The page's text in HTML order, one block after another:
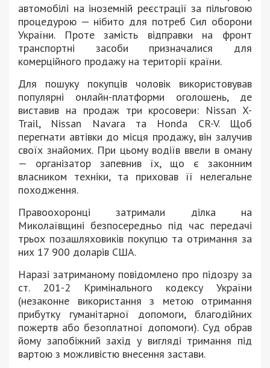
автомобілі на іноземній реєстрації за пільговою
процедурою — нібито для потреб Сил оборони
України. Проте замість відправки на фронт
транспортні засоби призначалися для
комерційного продажу на території країни.
Для пошуку покупців чоловік використовував
популярні онлайн-платформи оголошень, де
виставив на продаж три кросовери: Nissan X-
Trail, Nissan Navara та Honda CR-V. Щоб
перегнати автівки до місця продажу, він залучив
своїх знайомих. При цьому водіїв ввели в оману
— організатор запевнив їх, що є законним
власником техніки, та приховав її нелегальне
походження.
Правоохоронці затримали ділка на
Миколаївщині безпосередньо під час передачі
трьох позашляховиків покупцю та отримання за
них 17 900 доларів США.
Наразі затриманому повідомлено про підозру за
ст. 201-2 Кримінального кодексу України
(незаконне використання з метою отримання
прибутку гуманітарної допомоги, благодійних
пожертв або безоплатної допомоги). Суд обрав
йому запобіжний захід у вигляді тримання під
вартою з можливістю внесення застави.